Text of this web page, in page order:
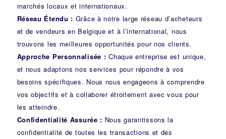
marchés locaux et internationaux.
Réseau Étendu : Grâce à notre large réseau d’acheteurs
et de vendeurs en Belgique et à l’international, nous
trouvons les meilleures opportunités pour nos clients.
Approche Personnalisée : Chaque entreprise est unique,
et nous adaptons nos services pour répondre à vos
besoins spécifiques. Nous nous engageons à comprendre
vos objectifs et à collaborer étroitement avec vous pour
les atteindre.
Confidentialité Assurée : Nous garantissons la
confidentialité de toutes les transactions et des